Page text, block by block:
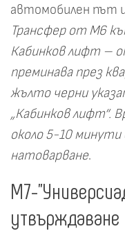
автомобилен път
Трансфер от М6
Кабинков лифт –
преминава през
жълто черни
„Кабинков лифт“.
около 5-10 минути
натоварване.
М7-
утвърждаване